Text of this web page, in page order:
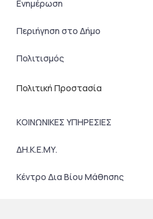
Ενημέρωση
Περιήγηση στο Δήμο
Πολιτισμός
Πολιτική Προστασία
ΚΟΙΝΩΝΙΚΕΣ ΥΠΗΡΕΣΙΕΣ
ΔΗ.Κ.Ε.ΜΥ.
Κέντρο Δια Βίου Μάθησης